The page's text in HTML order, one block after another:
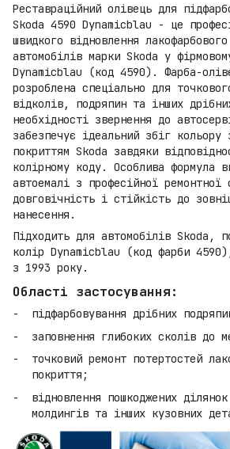
Реставраційний олівець для
Skoda 4590 Dynamicblau - це
швидкого відновлення
автомобілів марки Skoda у
Dynamicblau (код 4590). Фарба-
розроблена спеціально для
відколів, подряпин та інших
необхідності звернення до
забезпечує ідеальний збіг кольору
покриттям Skoda завдяки
колірному коду. Особлива формула
автоемалі з професійної ремонтної
довговічність і стійкість до
нанесення.
Підходить для автомобілів Skoda,
колір Dynamicblau (код фарби
з 1993 року.
Області застосування:
підфарбовування дрібних
заповнення глибоких сколів до
точковий ремонт потертостей
покриття;
відновлення пошкоджених
молдингів та інших кузовних